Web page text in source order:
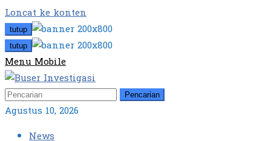
Loncat ke konten
tutup
tutup
Menu Mobile
Pencarian
Agustus 10, 2026
News